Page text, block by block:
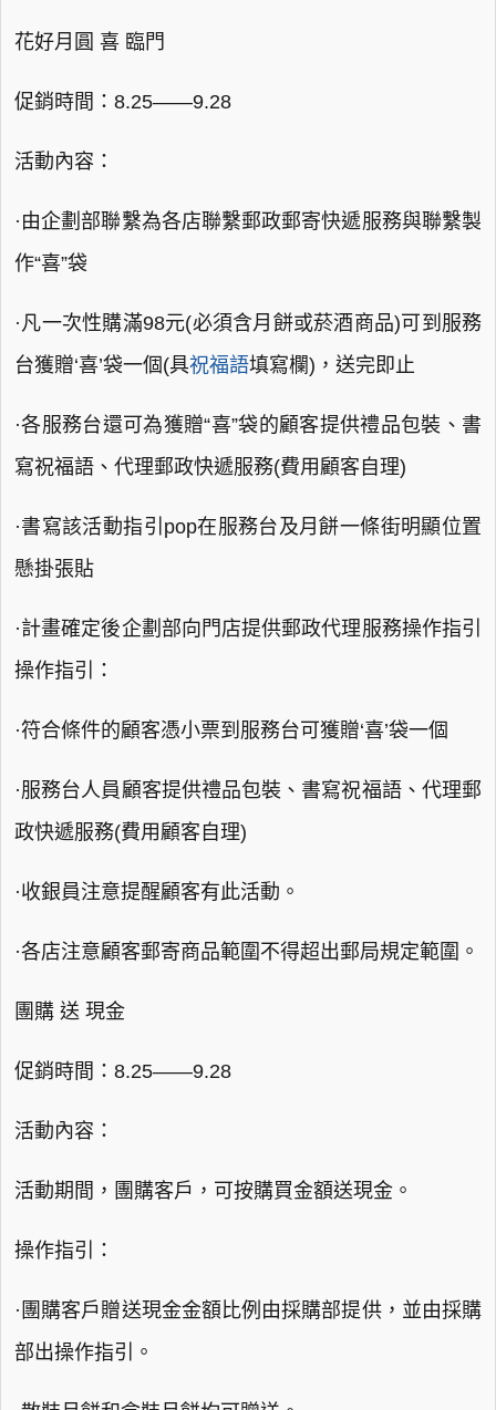
花好月圓 喜 臨門
促銷時間：8.25——9.28
活動內容：
·由企劃部聯繫為各店聯繫郵政郵寄快遞服務與聯繫製
作“喜”袋
·凡一次性購滿98元(必須含月餅或菸酒商品)可到服務
台獲贈‘喜’袋一個(具祝福語填寫欄)，送完即止
·各服務台還可為獲贈“喜”袋的顧客提供禮品包裝、書
寫祝福語、代理郵政快遞服務(費用顧客自理)
·書寫該活動指引pop在服務台及月餅一條街明顯位置
懸掛張貼
·計畫確定後企劃部向門店提供郵政代理服務操作指引
操作指引：
·符合條件的顧客憑小票到服務台可獲贈‘喜’袋一個
·服務台人員顧客提供禮品包裝、書寫祝福語、代理郵
政快遞服務(費用顧客自理)
·收銀員注意提醒顧客有此活動。
·各店注意顧客郵寄商品範圍不得超出郵局規定範圍。
團購 送 現金
促銷時間：8.25——9.28
活動內容：
活動期間，團購客戶，可按購買金額送現金。
操作指引：
·團購客戶贈送現金金額比例由採購部提供，並由採購
部出操作指引。